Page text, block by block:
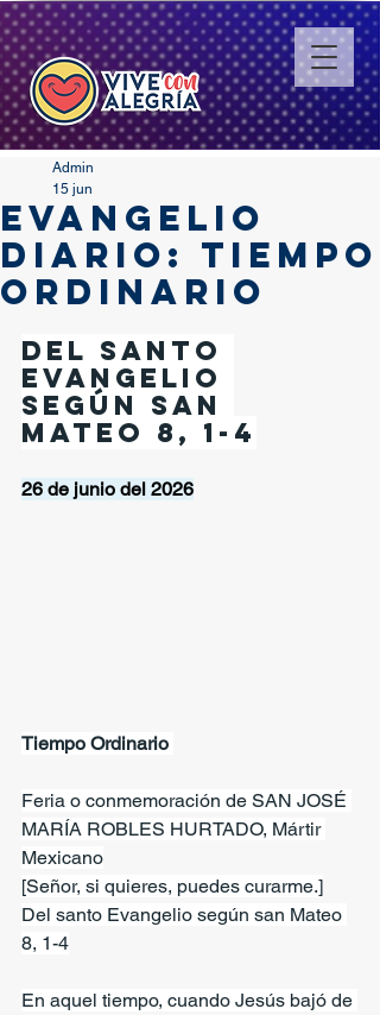
EVANGELIO
DIARIO: TIEMPO
ORDINARIO
Admin
15 jun
Del santo
Evangelio
según san
Mateo 8, 1-4
26 de junio del 2026
Tiempo Ordinario
Feria o conmemoración de SAN JOSÉ
MARÍA ROBLES HURTADO, Mártir
Mexicano
[Señor, si quieres, puedes curarme.]
Del santo Evangelio según san Mateo
8, 1-4
En aquel tiempo, cuando Jesús bajó de